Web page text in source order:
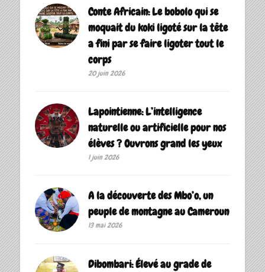
Conte Africain: Le bobolo qui se
moquait du koki ligoté sur la tête
a fini par se faire ligoter tout le
corps
20 juin 2026
Lapointienne: L’intelligence
naturelle ou artificielle pour nos
élèves ? Ouvrons grand les yeux
1 juin 2026
A la découverte des Mbo’o, un
peuple de montagne au Cameroun
13 mai 2026
Dibombari: Élevé au grade de